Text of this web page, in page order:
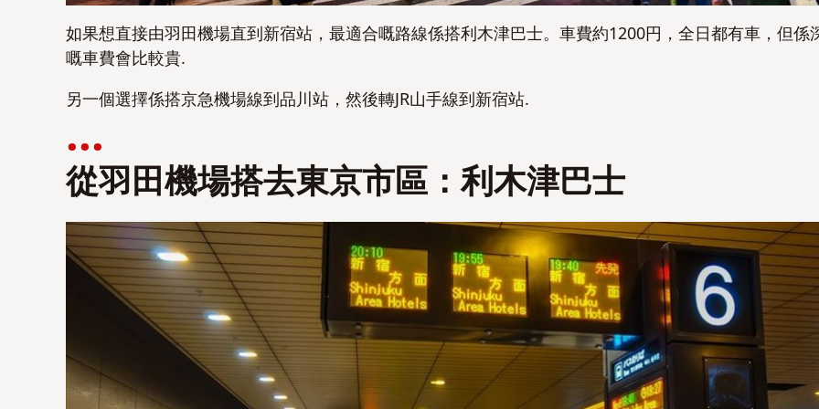
如果想直接由羽田機場直到新宿站，最適合嘅路線係搭利木津巴士。車費約1200円，全日都有車，但係
嘅車費會比較貴.
另一個選擇係搭京急機場線到品川站，然後轉JR山手線到新宿站.
從羽田機場搭去東京市區：利木津巴士